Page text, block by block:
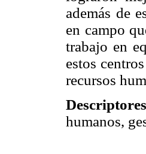
además de
en campo
trabajo en
estos
recursos
humanos,